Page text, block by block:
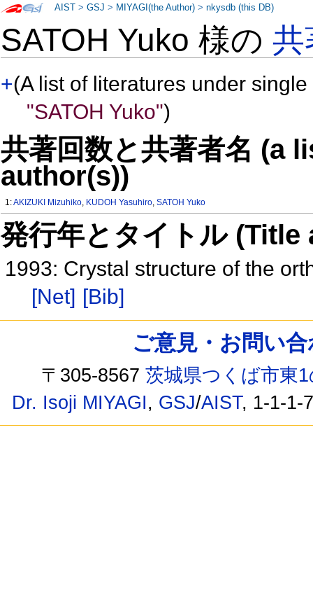
SATOH Yuko 様の共
+(A list of literatures under
"SATOH Yuko")
共著回数と共著者名 (a
author(s))
1:AKIZUKI Mizuhiko, KUDOH Yasuhiro,SATOH Yuko
発行年とタイトル
1993: Crystal structure of the
[Net] [Bib]
AIST >GSJ > MIYAGI(the Author) >nkysdb (this DB)
ご意見・お問い
〒305-8567茨城県つくば市東
Dr. Isoji MIYAGI, GSJ/AIST, 1-1-1-